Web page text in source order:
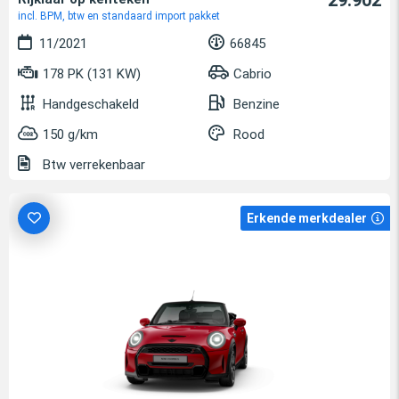
incl. BPM, btw en standaard import pakket
11/2021
66845
178 PK (131 KW)
Cabrio
Handgeschakeld
Benzine
150 g/km
Rood
Btw verrekenbaar
Erkende merkdealer